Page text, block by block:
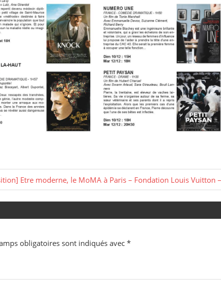
Etre moderne, le MoMA à Paris – Fondation Louis Vuitton –
obligatoires sont indiqués avec *